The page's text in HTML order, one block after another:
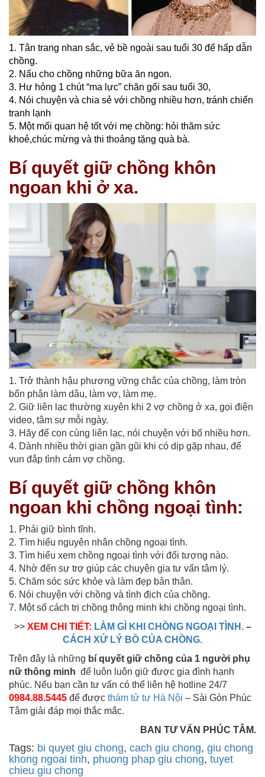
1. Tân trang nhan sắc, vẻ bề ngoài sau tuổi 30 để hấp dẫn
chồng.
2. Nấu cho chồng những bữa ăn ngon.
3. Hư hỏng 1 chút“ma lực” chăn gối sau tuổi 30,
4. Nói chuyện và chia sẻ với chồng nhiều hơn, tránh chiến
tranh lạnh
5. Một mối quan hệ tốt với mẹ chồng: hỏi thăm sức
khoẻ,chúc mừng và thi thoảng tặng quà bà.
Bí quyết giữ chồng khôn
ngoan khi ở xa.
1. Trở thành hậu phương vững chắc của chồng, làm tròn
bổn phận làm dâu, làm vợ, làm mẹ.
2. Giữ liên lạc thường xuyên khi 2 vợ chồng ở xa, gọi điện
video, tâm sự mỗi ngày.
3. Hãy để con cùng liên lạc, nói chuyện với bố nhiều hơn.
4. Dành nhiều thời gian gần gũi khi có dịp gặp nhau, để
vun đắp tình cảm vợ chồng.
Bí quyết giữ chồng khôn
ngoan khi chồng ngoại tình:
1. Phải giữ bình tĩnh.
2. Tìm hiểu nguyên nhân chồng ngoại tình.
3. Tìm hiểu xem chồng ngoại tình với đối tượng nào.
4. Nhờ đến sự trợ giúp các chuyên gia tư vấn tâm lý.
5. Chăm sóc sức khỏe và làm đẹp bản thân.
6. Nói chuyện với chồng và tình địch của chồng.
7. Một số cách trị chồng thông minh khi chồng ngoại tình.
>> XEM CHI TIẾT: LÀM GÌ KHI CHỒNG NGOẠI TÌNH.–
CÁCH XỬ LÝ BỒ CỦA CHỒNG.
Trên đây là những bí quyết giữ chồng của 1 người phụ
nữ thông minh để luôn luôn giữ được gia đình hạnh
phúc. Nếu bạn cần tư vấn có thể liên hệ hotline 24/7
0984.88.5445 để được thám tử tư Hà Nội – Sài Gòn Phúc
Tâm giải đáp mọi thắc mắc.
BAN TƯ VẤN PHÚC TÂM.
Tags: bi quyet giu chong, cach giu chong, giu chong
khong ngoai tinh, phuong phap giu chong, tuyet
chieu giu chong